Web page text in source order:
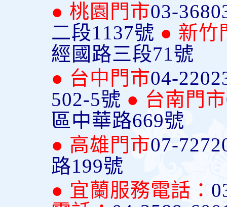
● 桃園門市03-
二段1137號 ● 新竹
經國路三段71號
● 台中門市04-
502-5號 ● 台南門市
區中華路669號
● 高雄門市07-
路199號
● 宜蘭服務電話：